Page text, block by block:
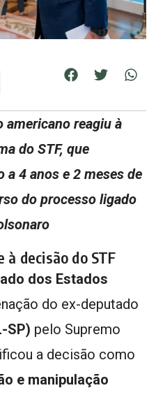
americano reagiu à
do STF, que
a 4 anos e 2 meses de
do processo ligado
à decisão do STF
dos Estados
do ex-deputado
SP) pelo Supremo
a decisão como
e manipulação